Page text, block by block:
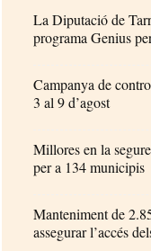
La Diputació de
programa Genius
Campanya de
3 al 9 d’agost
Millores en la
per a 134 municipis
Manteniment de
assegurar l’accés